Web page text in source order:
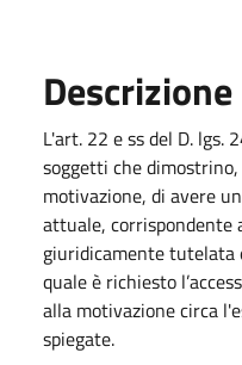
Descrizione
L'art. 22 e ss del D.
soggetti che
motivazione, di avere
attuale, corrispondente
giuridicamente tutelata
quale è richiesto
alla motivazione circa
spiegate.